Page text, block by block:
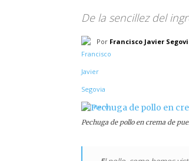
De la sencillez del
Por Francisco Javier
Pechuga de pollo en crema de